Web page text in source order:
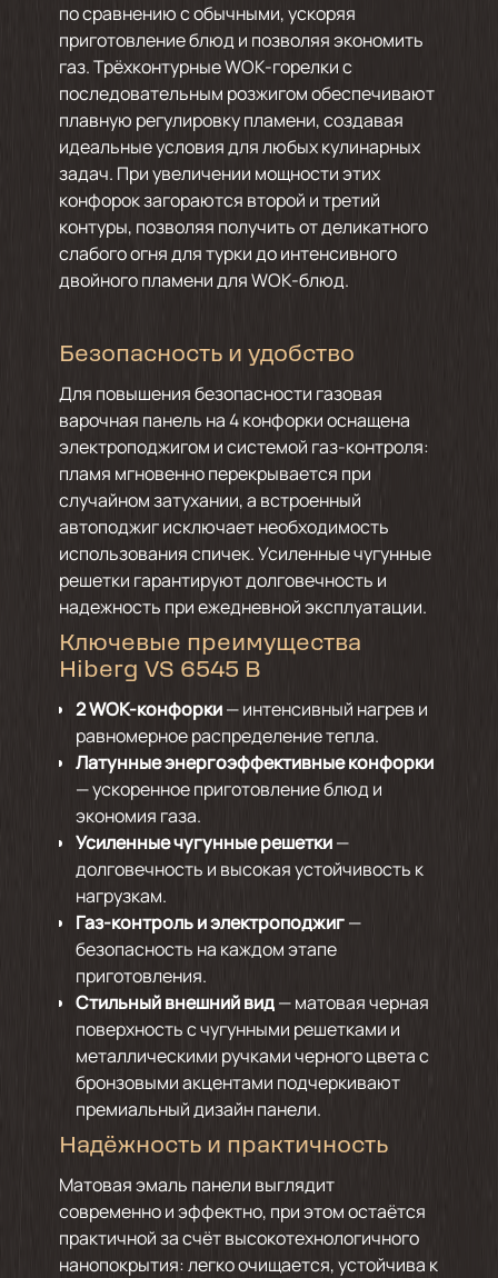
по сравнению с обычными, ускоряя
приготовление блюд и позволяя экономить
газ. Трёхконтурные WOK-горелки с
последовательным розжигом обеспечивают
плавную регулировку пламени, создавая
идеальные условия для любых кулинарных
задач. При увеличении мощности этих
конфорок загораются второй и третий
контуры, позволяя получить от деликатного
слабого огня для турки до интенсивного
двойного пламени для WOK-блюд.
Безопасность и удобство
Для повышения безопасности газовая
варочная панель на 4 конфорки оснащена
электроподжигом и системой газ-контроля:
пламя мгновенно перекрывается при
случайном затухании, а встроенный
автоподжиг исключает необходимость
использования спичек. Усиленные чугунные
решетки гарантируют долговечность и
надежность при ежедневной эксплуатации.
Ключевые преимущества
Hiberg VS 6545 B
2 WOK-конфорки— интенсивный нагрев и
равномерное распределение тепла.
Латунные энергоэффективные конфорки
— ускоренное приготовление блюд и
экономия газа.
Усиленные чугунные решетки—
долговечность и высокая устойчивость к
нагрузкам.
Газ-контроль и электроподжиг—
безопасность на каждом этапе
приготовления.
Стильный внешний вид— матовая черная
поверхность с чугунными решетками и
металлическими ручками черного цвета с
бронзовыми акцентами подчеркивают
премиальный дизайн панели.
Надёжность и практичность
Матовая эмаль панели выглядит
современно и эффектно, при этом остаётся
практичной за счёт высокотехнологичного
нанопокрытия: легко очищается, устойчива к